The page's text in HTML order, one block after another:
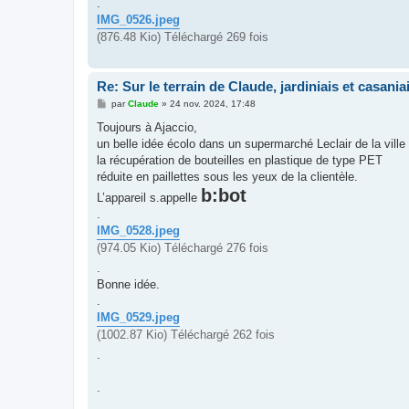
IMG_0526.jpeg
(876.48 Kio) Téléchargé 269 fois
Re: Sur le terrain de Claude, jardiniais et
M
s
a
g
parClaude» 24 nov. 2024, 17:48
Toujours à Ajaccio,
un belle idée écolo dans un supermarché Leclair de la ville
la récupération de bouteilles en plastique de type PET
réduite en paillettes sous les yeux de la clientèle.
L’appareil s.appelle b:bot
.
IMG_0528.jpeg
(974.05 Kio) Téléchargé 276 fois
.
Bonne idée.
.
IMG_0529.jpeg
(1002.87 Kio) Téléchargé 262 fois
.
.